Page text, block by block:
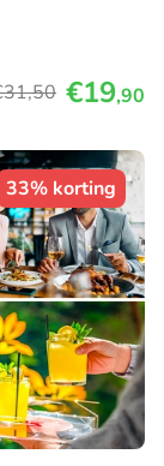
,50 €19,90
33% korting